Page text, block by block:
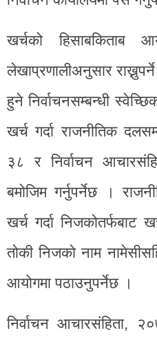
खर्चको हिसाबकिताब
लेखाप्रणालीअनुसार
हुने निर्वाचनसम्बन्धी
खर्च गर्दा राजनीतिक
३८ र निर्वाचन
बमोजिम गर्नुपर्नेछ ।
खर्च गर्दा निजकोतर्फबाट
तोकी निजको नाम
आयोगमा पठाउनुपर्नेछ ।
निर्वाचन आचारसंहिता,